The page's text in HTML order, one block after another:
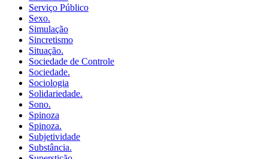
Serviço Público
Sexo.
Simulação
Sincretismo
Situação.
Sociedade de Controle
Sociedade.
Sociologia
Solidariedade.
Sono.
Spinoza
Spinoza.
Subjetividade
Substância.